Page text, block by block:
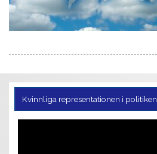
Kvinnliga representationen i politiken